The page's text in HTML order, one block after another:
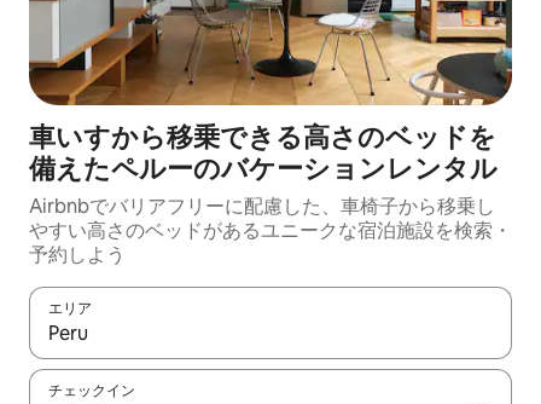
車いすから移乗できる高さのベッドを
備えたペルーのバケーションレンタル
Airbnbでバリアフリーに配慮した、車椅子から移乗し
やすい高さのベッドがあるユニークな宿泊施設を検索・
予約しよう
エリア
検索結果が表示されたら、上下の矢印キーを使って移動するか
チェックイン